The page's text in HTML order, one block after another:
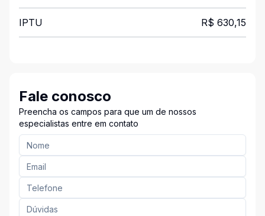
IPTU R$ 630,15
Fale conosco
Preencha os campos para que um de nossos
especialistas entre em contato